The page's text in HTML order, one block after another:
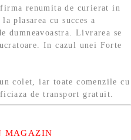
renumita de curierat in
plasarea cu succes a
dumneavoastra. Livrarea se
In cazul unei Forte
colet, iar toate comenzile cu
de transport gratuit.
MAGAZIN